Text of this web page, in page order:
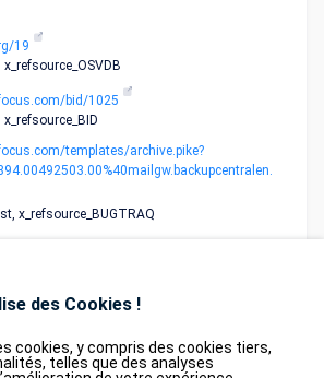
19
bid/1025
templates/archive.pike?
x_refsource_BUGTRAQ
des Cookies !
cookies, y compris des cookies tiers,
telles que des analyses